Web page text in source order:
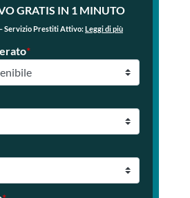
GRATIS IN 1 MINUTO
Servizio Prestiti Attivo:Leggi di più
*